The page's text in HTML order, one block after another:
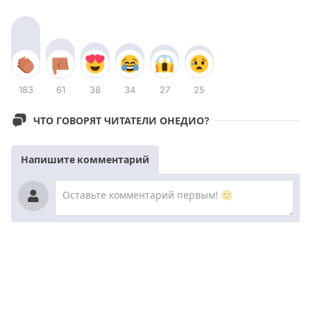
183 61 38 34 27 25
ЧТО ГОВОРЯТ ЧИТАТЕЛИ ОНЕДИО?
Напишите комментарий